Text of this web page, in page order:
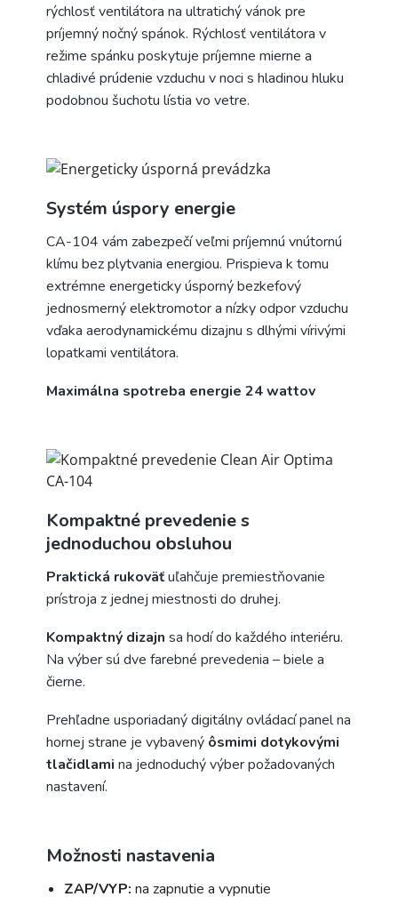
rýchlosť ventilátora na ultratichý vánok pre
príjemný nočný spánok. Rýchlosť ventilátora v
režime spánku poskytuje príjemne mierne a
chladivé prúdenie vzduchu v noci s hladinou hluku
podobnou šuchotu lístia vo vetre.
Systém úspory energie
CA-104 vám zabezpečí veľmi príjemnú vnútornú
klímu bez plytvania energiou. Prispieva k tomu
extrémne energeticky úsporný bezkefový
jednosmerný elektromotor a nízky odpor vzduchu
vďaka aerodynamickému dizajnu s dlhými vírivými
lopatkami ventilátora.
Maximálna spotreba energie 24 wattov
Kompaktné prevedenie s
jednoduchou obsluhou
Praktická rukoväťuľahčuje premiestňovanie
prístroja z jednej miestnosti do druhej.
Kompaktný dizajn sa hodí do každého interiéru.
Na výber sú dve farebné prevedenia – biele a
čierne.
Prehľadne usporiadaný digitálny ovládací panel na
hornej strane je vybavený ôsmimi dotykovými
tlačidlami na jednoduchý výber požadovaných
nastavení.
Možnosti nastavenia
ZAP/VYP: na zapnutie a vypnutie